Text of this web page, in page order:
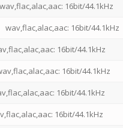
wav,flac,alac,aac: 16bit/44.1kHz
wav,flac,alac,aac: 16bit/44.1kHz
16bit/44.1kHz
16bit/44.1kHz
16bit/44.1kHz
16bit/44.1kHz